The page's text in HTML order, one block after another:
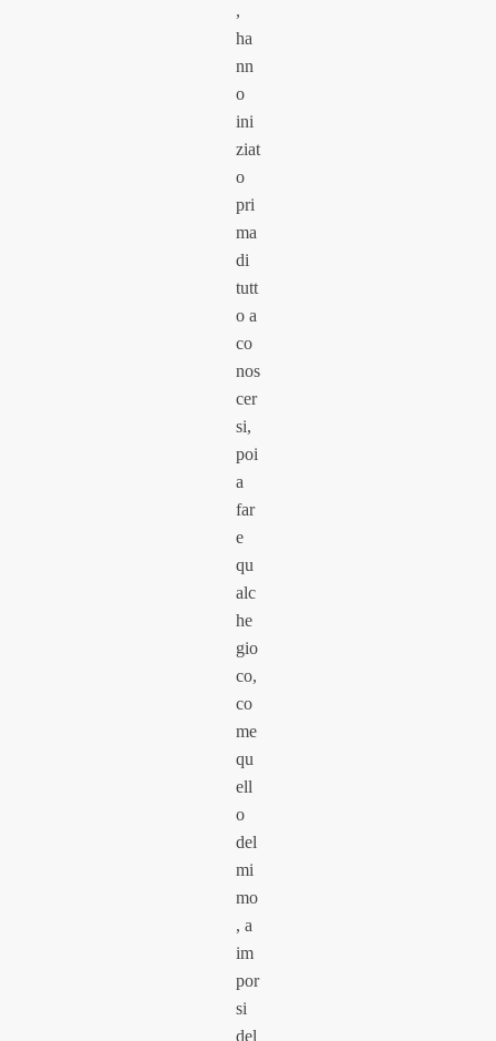
,
ha
nn
o
ini
ziat
o
pri
ma
di
tutt
o a
co
nos
cer
si,
poi
a
far
e
qu
alc
he
gio
co,
co
me
qu
ell
o
del
mi
mo
, a
im
por
si
del